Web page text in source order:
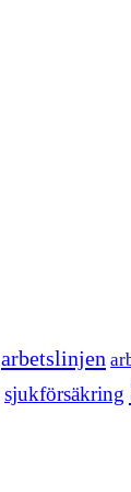
arbetslinjen
sjukförsäkring